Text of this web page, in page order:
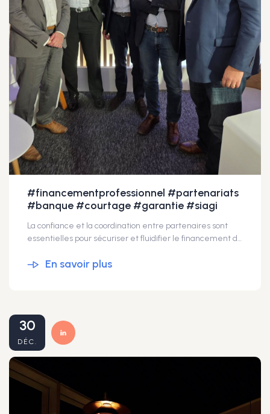
#financementprofessionnel #partenariats
#banque #courtage #garantie #siagi
La confiance et la coordination entre partenaires sont
essentielles pour sécuriser et fluidifier le financement des projets professionnels. C’est parce que ces échanges existent que les projets avancent plus vite et plus sereinement. Merci Armand Brejon de Lavergnée pour cette synthèse fidèle de l’esprit de ces moments d’échange. #financementprofessionnel #partenariats #banque #courtage #garantie #SIAGI
En savoir plus
30
DÉC.